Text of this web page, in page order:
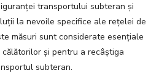
transportului subteran și
la nevoile specifice ale rețelei de
măsuri sunt considerate esențiale
și pentru a recâștiga
subteran.